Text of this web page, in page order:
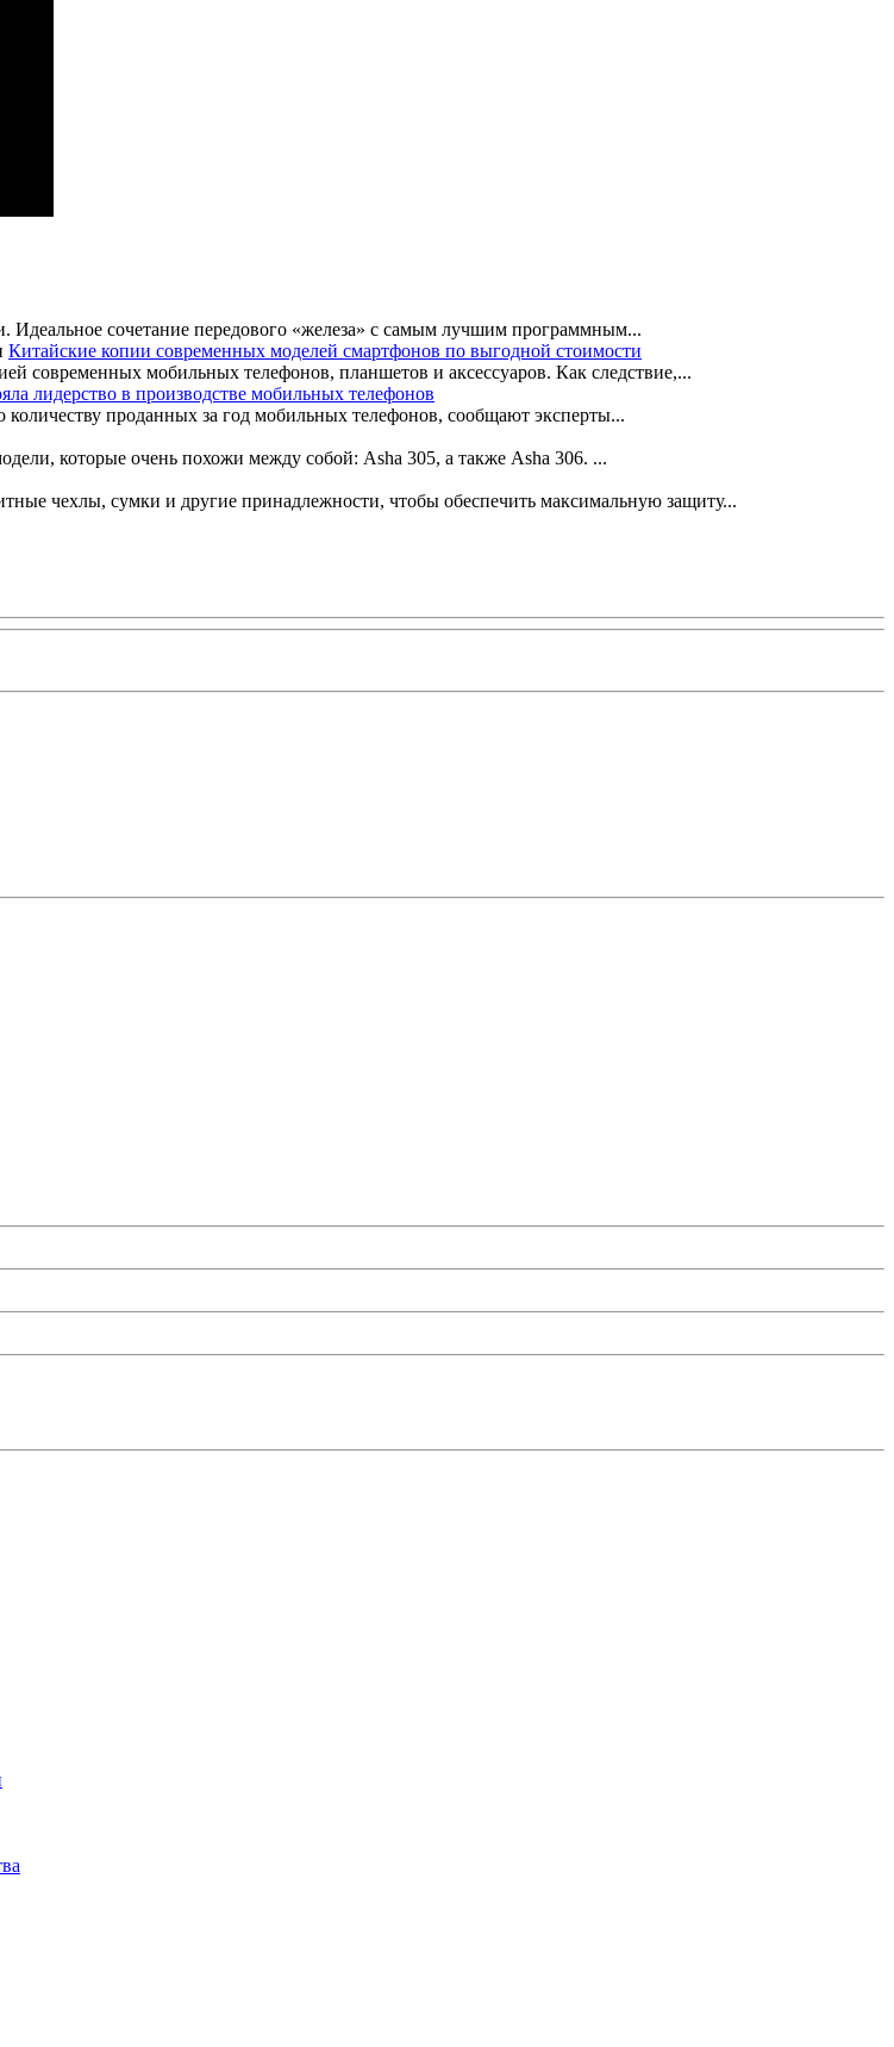
сочетание передового «железа» с самым лучшим программным...
Китайские копии современных моделей смартфонов по выгодной стоимости
современных мобильных телефонов, планшетов и аксессуаров. Как следствие,...
лидерство в производстве мобильных телефонов
проданных за год мобильных телефонов, сообщают эксперты...
которые очень похожи между собой: Asha 305, а также Asha 306. ...
чехлы, сумки и другие принадлежности, чтобы обеспечить максимальную защиту...